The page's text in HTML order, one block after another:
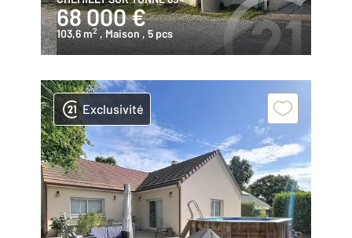
68 000 €
103,6 m2 , Maison, 5 pcs
Exclusivité